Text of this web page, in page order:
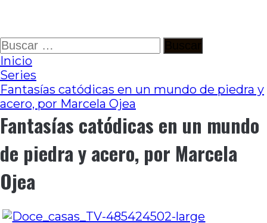
Ir
al
contenido
Buscar:
Inicio
Series
Fantasías catódicas en un mundo de piedra y
acero, por Marcela Ojea
Fantasías catódicas en un mundo
de piedra y acero, por Marcela
Ojea